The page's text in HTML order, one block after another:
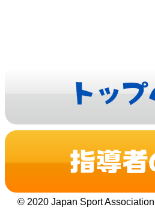
© 2020 Japan Sport Association